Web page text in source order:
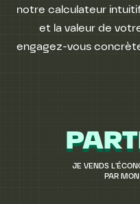
notre calculateur
et la valeur de
engagez-vous
JE VENDS
PAR